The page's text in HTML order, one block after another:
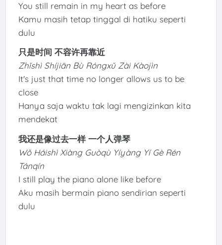
You still remain in my heart as before
Kamu masih tetap tinggal di hatiku seperti
dulu
只是时间 不容许再靠近
Zhǐshì Shíjiān Bù Róngxǔ Zài Kàojìn
It's just that time no longer allows us to be
close
Hanya saja waktu tak lagi mengizinkan kita
mendekat
我还是像过去一样 一个人弹琴
Wǒ Háishì Xiàng Guòqù Yíyàng Yí Gè Rén
Tánqín
I still play the piano alone like before
Aku masih bermain piano sendirian seperti
dulu